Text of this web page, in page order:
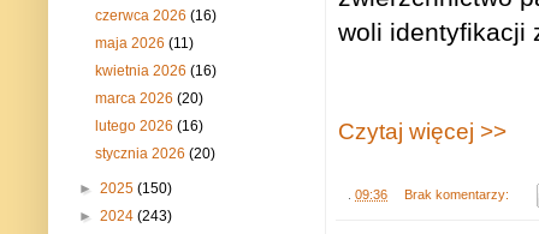
woli identyfikacji
Czytaj więcej >>
09:36 Brak komentarzy:
czerwca 2026(16)
maja 2026(11)
kwietnia 2026(16)
marca 2026(20)
lutego 2026(16)
stycznia 2026(20)
► 2025 (150)
► 2024 (243)